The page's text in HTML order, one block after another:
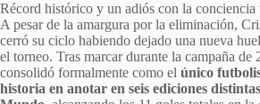
Récord histórico y un adiós con la conciencia
A pesar de la amargura por la eliminación,
cerró su ciclo habiendo dejado una nueva
el torneo. Tras marcar durante la campaña de
consolidó formalmente como el único
historia en anotar en seis ediciones